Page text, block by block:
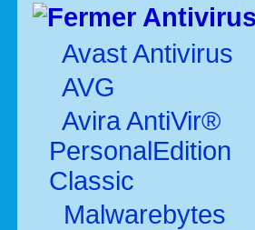
Antivirus
Avast Antivirus
AVG
Avira AntiVir®
PersonalEdition
Classic
Malwarebytes